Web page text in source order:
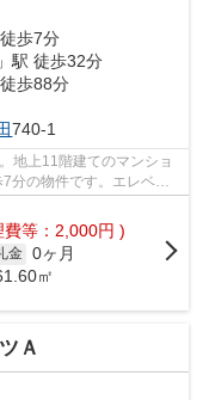
徒歩7分
」駅 徒歩32分
徒歩88分
740-1
地上11階建てのマンショ
分の物件です。エレベー
費等：2,000円 )
金 0ヶ月
㎡
Ａ